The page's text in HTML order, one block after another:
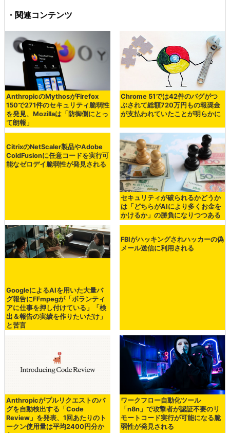
・関連コンテンツ
AnthropicのMythosがFirefox
150で271件のセキュリティ脆弱性
を発見、Mozillaは「防御側にとっ
て朗報」
Chrome 51では42件のバグがつ
ぶされて総額720万円もの報奨金
が支払われていたことが明らかに
セキュリティが破られるかどうか
は「どちらがAIにより多くお金を
かけるか」の勝負になりつつある
GoogleによるAIを用いた大量バ
グ報告にFFmpegが「ボランティ
アに仕事を押し付けている」「検
出＆報告の実績を作りたいだけ」
と苦言
Anthropicがプルリクエストのバ
グを自動検出する「Code
Review」を発表、1回あたりのト
ークン使用量は平均2400円分か
ワークフロー自動化ツール
「n8n」で攻撃者が認証不要のリ
モートコード実行が可能になる脆
弱性が発見される